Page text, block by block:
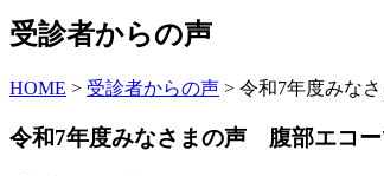
受診者からの声
HOME > 受診者からの声 > 令和7年度みな
令和7年度みなさまの声 腹部エコー